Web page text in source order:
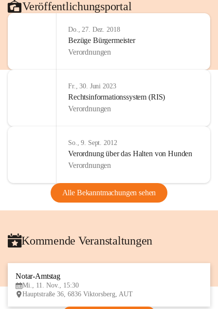
Veröffentlichungsportal
Do., 27. Dez. 2018
Bezüge Bürgermeister
Verordnungen
Fr., 30. Juni 2023
Rechtsinformationssystem (RIS)
Verordnungen
So., 9. Sept. 2012
Verordnung über das Halten von Hunden
Verordnungen
Alle Bekanntmachungen sehen
Kommende Veranstaltungen
Notar-Amtstag
Mi., 11. Nov., 15:30
Hauptstraße 36, 6836 Viktorsberg, AUT